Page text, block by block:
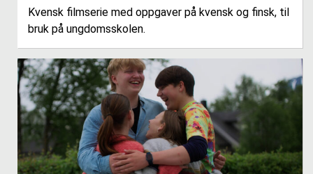
Kvensk filmserie med oppgaver på kvensk og finsk, til
bruk på ungdomsskolen.